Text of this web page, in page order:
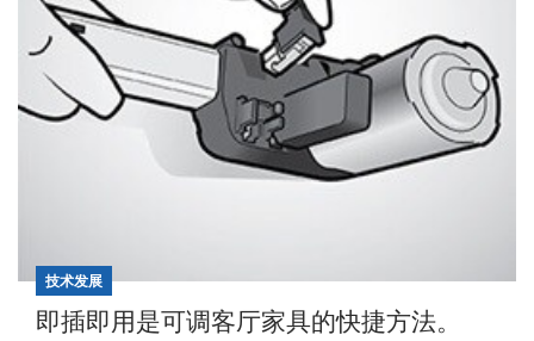
技术发展
即插即用是可调客厅家具的快捷方法。